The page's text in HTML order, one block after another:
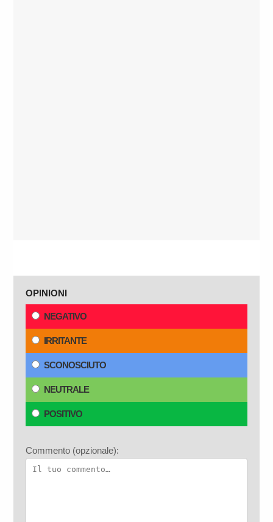
OPINIONI
NEGATIVO
IRRITANTE
SCONOSCIUTO
NEUTRALE
POSITIVO
Commento (opzionale):